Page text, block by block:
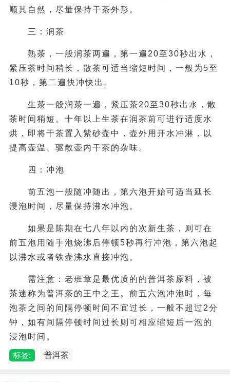
顺其自然，尽量保持干茶外形。
三：润茶
熟茶，一般润茶两遍，第一遍20至30秒出水，
紧压茶时间稍长，散茶可适当缩短时间，一般为5至
10秒，第二遍快冲快出。
生茶一般润茶一遍，紧压茶20至30秒出水，散
茶时间稍短。十年以上生茶在润茶前可进行适度水
烘，即将干茶置入紫砂壶中，壶外用开水冲淋，以
提高壶温、驱散壶内干茶的杂味。
四：冲泡
前五泡一般随冲随出，第六泡开始可适当延长
浸泡时间，尽量保持沸水冲泡。
如果是陈期在七八年以内的次新生茶，则可在
前五泡用随手泡烧沸后停顿5秒再行冲泡，第六泡起
以沸水或者铁壶沸水直接冲泡。
需注意：老班章是最优质的的普洱茶原料，被
茶迷称为普洱茶的王中之王。前五六泡冲泡时，每
泡茶之间的间隔停顿时间不宜过长，一般不超过2分
钟，如有间隔停顿时间过长则可相应缩短后一泡的
浸泡时间。
标签: 普洱茶